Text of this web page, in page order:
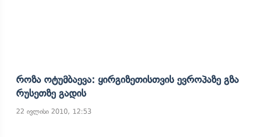
Როზა Ოტუმბაევა: Ყირგიზეთისთვის Ევროპაზე Გზა
Რუსეთზე Გადის
22 ივლისი 2010, 12:53